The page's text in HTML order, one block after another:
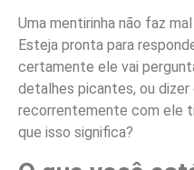
Uma mentirinha não faz
Esteja pronta para
certamente ele vai
detalhes picantes, ou dizer
recorrentemente com ele
que isso significa?